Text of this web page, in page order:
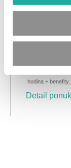
Piešťany
Od 5,80
hodina +
Detail